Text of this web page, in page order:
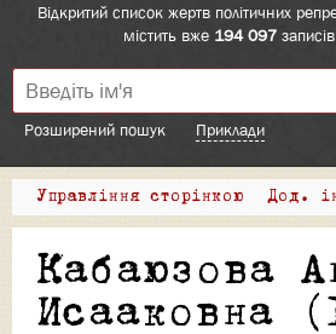
Відкритий список жертв політичних
містить вже 194 097
Розширений пошук Приклади
Управління сторінкою Дод.
Кабаюзова
Исааковна